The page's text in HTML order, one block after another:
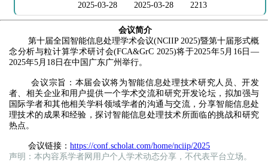
2025-03-28
2025-03-28 2213
会议简介
第十届全国智能信息处理学术会议(NCIIP 2025)暨第十届形式概
念分析与粒计算学术研讨会(FCA&GrC 2025)将于2025年5月16日—
2025年5月18日在中国广东广州举行。
会议宗旨：本届会议将为智能信息处理技术研究人员、开发
者、相关企业和用户提供一个学术交流和研究开发论坛，拟加强与
国际学者和其他相关学科领域学者的沟通与交流，分享智能信息处
理技术的成果和经验，探讨智能信息处理技术所面临的挑战和研究
热点。
会议链接： https://conf.scholat.com/home/nciip/2025
声明：本内容系学者网用户个人学术动态分享，不代表平台立场。